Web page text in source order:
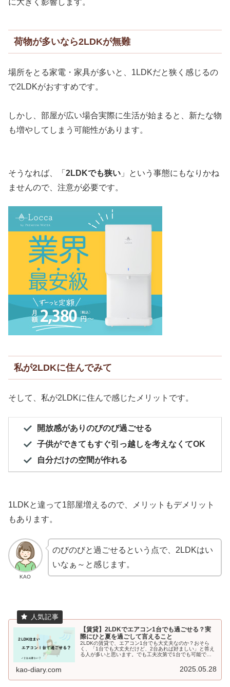
に大きく影響します。
荷物が多いなら2LDKが無難
場所をとる家電・家具が多いと、1LDKだと狭く感じるの
で2LDKがおすすめです。
しかし、部屋が広い場合実際に生活が始まると、新たな物
も増やしてしまう可能性があります。
そうなれば、「 2LDKでも狭い 」という事態にもなりかね
ませんので、注意が必要です。
私が2LDKに住んでみて
そして、私が2LDKに住んで感じたメリットです。
開放感がありのびのび過ごせる
子供ができてもすぐ引っ越しを考えなくてOK
自分だけの空間が作れる
1LDKと違って1部屋増えるので、メリットもデメリット
もあります。
KAO
のびのびと過ごせるという点で、2LDKはい
いなぁ～と感じます。
【賃貸】2LDKでエアコン1台でも過ごせる？実
際にひと夏を過ごして言えること
2LDKの賃貸で、エアコン1台でも大丈夫なのか？おそら
く、「1台でも大丈夫だけど、2台あれば好ましい」と答え
る人が多いと思います。でも工夫次第で1台でも可能で
kao-diary.com 2025.05.28